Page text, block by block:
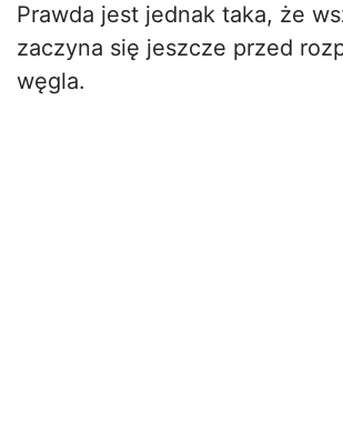
Prawda jest jednak taka, że
zaczyna się jeszcze przed
węgla.